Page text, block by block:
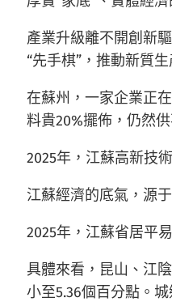
產業升級離不開創新
“先手棋”，推動新質
在蘇州，一家企業正
料貴20%擺佈，仍然
2025年，江蘇高新技
江蘇經濟的底氣，源
2025年，江蘇省居平
具體來看，昆山、江
小至5.36個百分點。